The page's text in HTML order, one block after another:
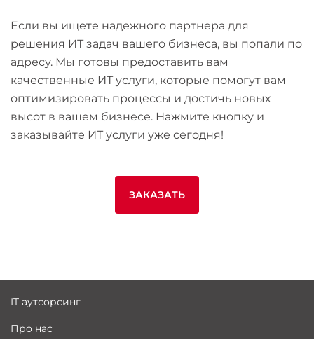
Если вы ищете надежного партнера для
решения ИТ задач вашего бизнеса, вы попали по
адресу. Мы готовы предоставить вам
качественные ИТ услуги, которые помогут вам
оптимизировать процессы и достичь новых
высот в вашем бизнесе. Нажмите кнопку и
заказывайте ИТ услуги уже сегодня!
ЗАКАЗАТЬ
IT аутсорсинг
Про нас